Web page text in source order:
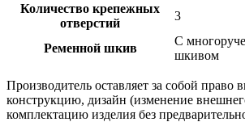
Количество крепежных
отверстий
3
Ременной шкив
С
шкивом
Производитель оставляет за собой право
конструкцию, дизайн (изменение
комплектацию изделия без